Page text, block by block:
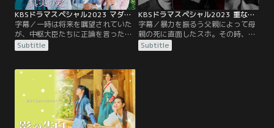
KBSドラマスペシャル2023 マダムの真実の愛／字幕
字幕／一時は将来を嘱望されていた
が、中枢大臣たちに正論を言ったた
め破職された後、ある村の書院に定
着したジョンヨルと彼の妻ソルエ。
仲は疎遠になり、ソルエは寂しい
日々を送る。そんなある日、書院の
院長職に昇進できるチャンスがジョ
ンヨルに訪れるが、妻のソルエが家
のマダンセ（召使）と関係があると
いう事実を知ることになり…
Subtitle
KBSドラマスペシャル2023 重なる記憶／字幕
字幕／暴力を振るう父親によって母
親の死に直面したスホ。その時、時
間を戻してくれるという謎の声によ
り、スホは母親を蘇らせるためのタ
Subtitle